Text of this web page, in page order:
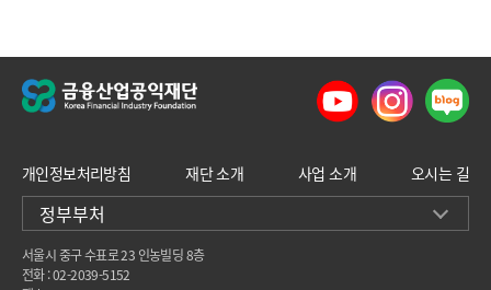
개인정보처리방침 재단 소개 사업 소개 오시는 길
정부부처
서울시 중구 수표로 23 인농빌딩 8층
전화 : 02-2039-5152